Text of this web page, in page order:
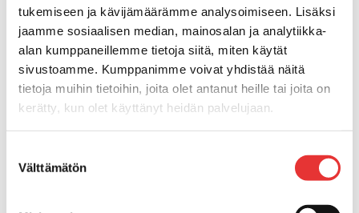
tukemiseen ja kävijämäärämme analysoimiseen. Lisäksi
jaamme sosiaalisen median, mainosalan ja analytiikka-
alan kumppaneillemme tietoja siitä, miten käytät
sivustoamme. Kumppanimme voivat yhdistää näitä
tietoja muihin tietoihin, joita olet antanut heille tai joita on
kerätty, kun olet käyttänyt heidän palvelujaan.
valinta
Välttämätön
Ajotakit
HAALARIT
Lynx vapaa-ajan asusteet
Lynx asusteet
Lynx vaatetus
Ski-Doo
Ski-Doo ajovarusteet